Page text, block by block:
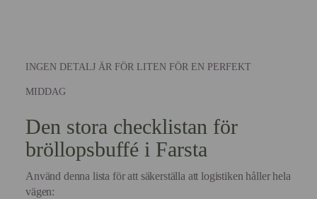
INGEN DETALJ ÄR FÖR LITEN FÖR EN PERFEKT
MIDDAG
Den stora checklistan för
bröllopsbuffé i Farsta
Använd denna lista för att säkerställa att logistiken håller hela
vägen: